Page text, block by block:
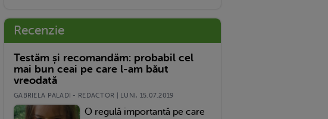
Recenzie
Testăm și recomandăm: probabil cel
mai bun ceai pe care l-am băut
vreodată
GABRIELA PALADI - REDACTOR | LUNI, 15.07.2019
O regulă importantă pe care